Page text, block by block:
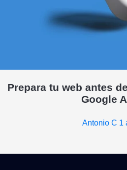
Prepara tu web antes
Google
Antonio C 1